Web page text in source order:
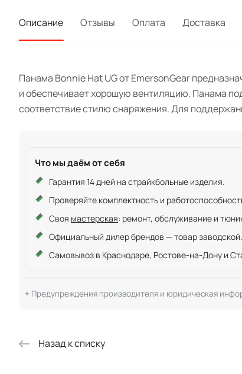
Описание Отзывы Оплата Доставка
Панама Bonnie Hat UG от EmersonGear
и обеспечивает хорошую вентиляцию. Панама
соответствие стилю снаряжения. Для
Что мы даём от себя
Гарантия 14 дней на страйкбольные изделия.
Проверяйте комплектность и
Своя мастерская: ремонт, обслуживание и
Официальный дилер брендов — товар заводской.
Самовывоз в Краснодаре, Ростове-на-Дону и
Предупреждения производителя и юридическая
Назад к списку